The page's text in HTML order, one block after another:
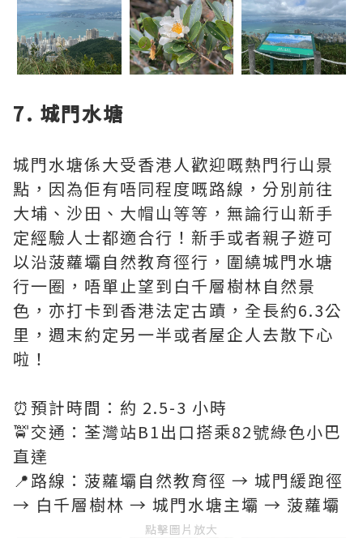
7. 城門水塘
城門水塘係大受香港人歡迎嘅熱門行山景
點，因為佢有唔同程度嘅路線，分別前往
大埔、沙田、大帽山等等，無論行山新手
定經驗人士都適合行！新手或者親子遊可
以沿菠蘿壩自然教育徑行，圍繞城門水塘
行一圈，唔單止望到白千層樹林自然景
色，亦打卡到香港法定古蹟，全長約6.3公
里，週末約定另一半或者屋企人去散下心
啦！
⏰預計時間：約 2.5-3 小時
🚖交通：荃灣站B1出口搭乘82號綠色小巴
直達
📍路線：菠蘿壩自然教育徑 → 城門緩跑徑
→ 白千層樹林 → 城門水塘主壩 → 菠蘿壩
點擊圖片放大